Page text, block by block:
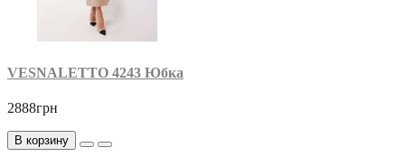
VESNALETTO 4243 Юбка
2888грн
В корзину